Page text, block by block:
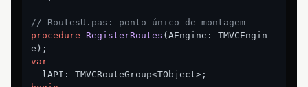
// RoutesU.pas: ponto único de montagem
procedure
RegisterRoutes (AEngine: TMVCEngin
e) ;
var